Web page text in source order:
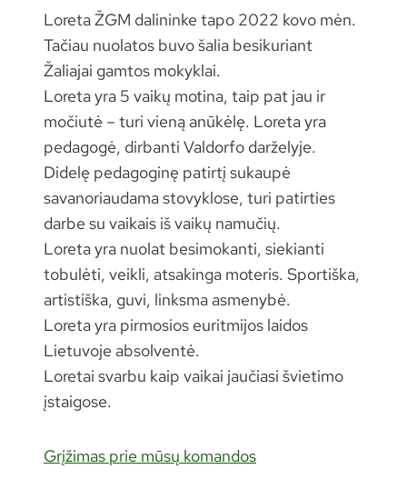
Loreta ŽGM dalininke tapo 2022 kovo mėn.
Tačiau nuolatos buvo šalia besikuriant
Žaliajai gamtos mokyklai.
Loreta yra 5 vaikų motina, taip pat jau ir
močiutė – turi vieną anūkėlę. Loreta yra
pedagogė, dirbanti Valdorfo darželyje.
Didelę pedagoginę patirtį sukaupė
savanoriaudama stovyklose, turi patirties
darbe su vaikais iš vaikų namučių.
Loreta yra nuolat besimokanti, siekianti
tobulėti, veikli, atsakinga moteris. Sportiška,
artistiška, guvi, linksma asmenybė.
Loreta yra pirmosios euritmijos laidos
Lietuvoje absolventė.
Loretai svarbu kaip vaikai jaučiasi švietimo
įstaigose.
Grįžimas prie mūsų komandos